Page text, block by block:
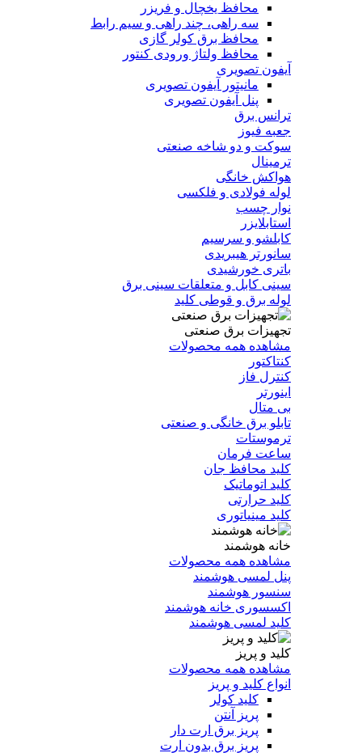
محافظ یخچال و فریزر
سه راهی، چند راهی و سیم رابط
محافظ برق کولر گازی
محافظ ولتاژ ورودی کنتور
آیفون تصویری
مانیتور آیفون تصویری
پنل آیفون تصویری
ترانس برق
جعبه فیوز
سوکت و دو شاخه صنعتی
ترمینال
هواکش خانگی
لوله فولادی و فلکسی
نوار چسب
استابلایزر
کابلشو و سرسیم
سانورتر هیبریدی
باتری خورشیدی
سینی کابل و متعلقات سینی برق
لوله برق و قوطی کلید
تجهیزات برق صنعتی
مشاهده همه محصولات
کنتاکتور
کنترل فاز
اینورتر
بی متال
تابلو برق خانگی و صنعتی
ترموستات
ساعت فرمان
کلید محافظ جان
کلید اتوماتیک
کلید حرارتی
کلید مینیاتوری
خانه هوشمند
مشاهده همه محصولات
پنل لمسی هوشمند
سنسور هوشمند
اکسسوری خانه هوشمند
کلید لمسی هوشمند
کلید و پریز
مشاهده همه محصولات
انواع کلید و پریز
کلید کولر
پریز آنتن
پریز برق ارت دار
پریز برق بدون ارت